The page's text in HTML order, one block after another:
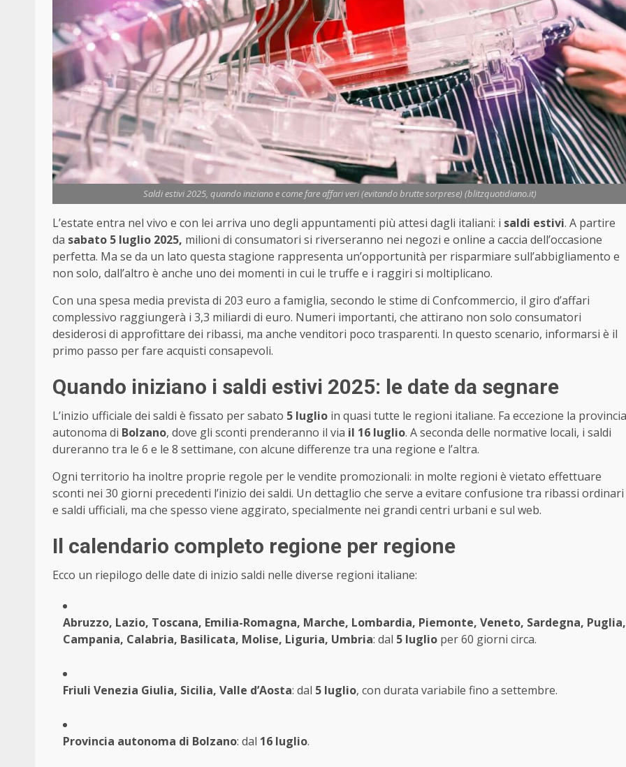
Saldi estivi 2025, quando iniziano e come fare affari veri (evitando brutte sorprese) (blitzquotidiano.it)
L’estate entra nel vivo e con lei arriva uno degli appuntamenti più attesi dagli italiani: i saldi estivi. A partire
da sabato 5 luglio 2025, milioni di consumatori si riverseranno nei negozi e online a caccia dell’occasione
perfetta. Ma se da un lato questa stagione rappresenta un’opportunità per risparmiare sull’abbigliamento e
non solo, dall’altro è anche uno dei momenti in cui le truffe e i raggiri si moltiplicano.
Con una spesa media prevista di 203 euro a famiglia, secondo le stime di Confcommercio, il giro d’affari
complessivo raggiungerà i 3,3 miliardi di euro. Numeri importanti, che attirano non solo consumatori
desiderosi di approfittare dei ribassi, ma anche venditori poco trasparenti. In questo scenario, informarsi è il
primo passo per fare acquisti consapevoli.
Quando iniziano i saldi estivi 2025: le date da segnare
L’inizio ufficiale dei saldi è fissato per sabato 5 luglio in quasi tutte le regioni italiane. Fa eccezione la provincia
autonoma di Bolzano, dove gli sconti prenderanno il via il 16 luglio. A seconda delle normative locali, i saldi
dureranno tra le 6 e le 8 settimane, con alcune differenze tra una regione e l’altra.
Ogni territorio ha inoltre proprie regole per le vendite promozionali: in molte regioni è vietato effettuare
sconti nei 30 giorni precedenti l’inizio dei saldi. Un dettaglio che serve a evitare confusione tra ribassi ordinari
e saldi ufficiali, ma che spesso viene aggirato, specialmente nei grandi centri urbani e sul web.
Il calendario completo regione per regione
Ecco un riepilogo delle date di inizio saldi nelle diverse regioni italiane:
Abruzzo, Lazio, Toscana, Emilia-Romagna, Marche, Lombardia, Piemonte, Veneto, Sardegna, Puglia,
Campania, Calabria, Basilicata, Molise, Liguria, Umbria: dal 5 luglio per 60 giorni circa.
Friuli Venezia Giulia, Sicilia, Valle d’Aosta: dal 5 luglio, con durata variabile fino a settembre.
Provincia autonoma di Bolzano: dal 16 luglio.